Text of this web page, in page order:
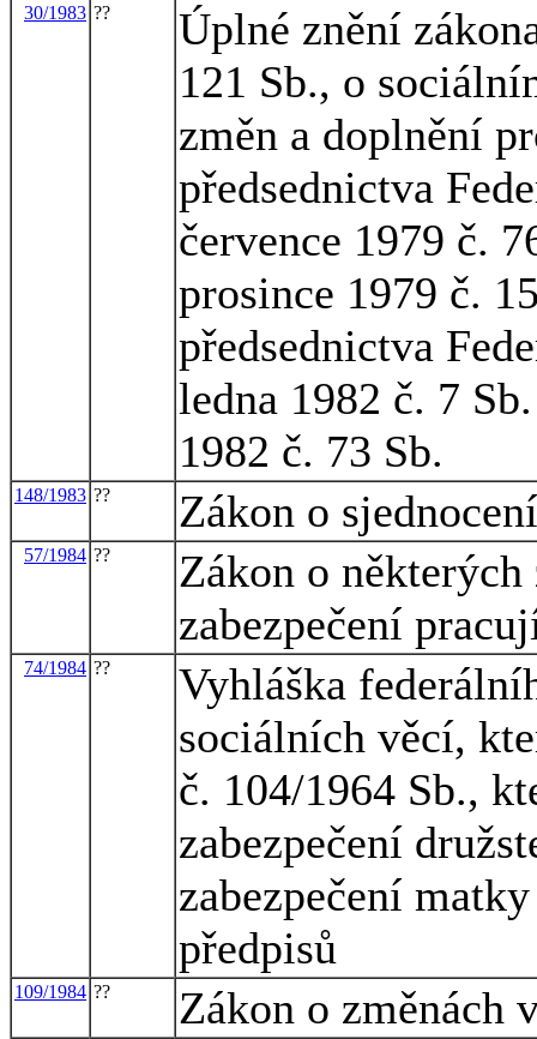
30/1983 ??
Úplné znění
121 Sb., o
změn a doplnění
předsednictva
července 1979 č.
prosince 1979 č.
předsednictva
ledna 1982 č. 7
1982 č. 73 Sb.
148/1983 ?? Zákon o
57/1984 ??
Zákon o některých
zabezpečení
74/1984 ??
Vyhláška
sociálních věcí,
č. 104/1964 Sb.,
zabezpečení
zabezpečení
předpisů
109/1984 ?? Zákon o změnách